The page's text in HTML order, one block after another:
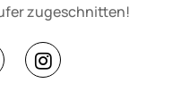
zugeschnitten!